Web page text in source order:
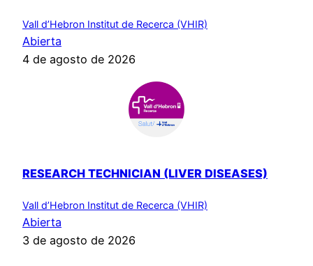
Vall d’Hebron Institut de Recerca (VHIR)
Abierta
4 de agosto de 2026
RESEARCH TECHNICIAN (LIVER DISEASES)
Vall d’Hebron Institut de Recerca (VHIR)
Abierta
3 de agosto de 2026